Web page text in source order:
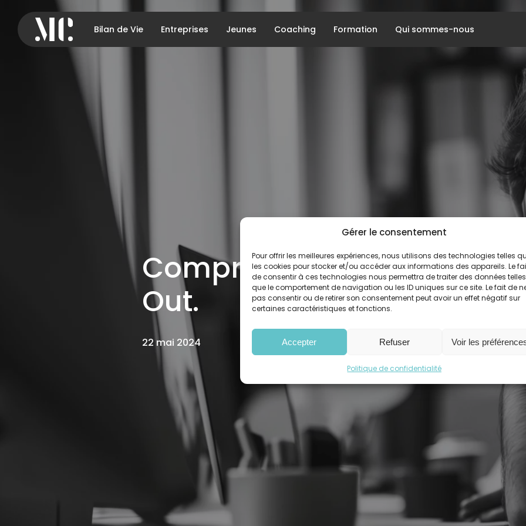
Gérer le consentement
Pour offrir les meilleures expériences, nous utilisons des technologies telles
les cookies pour stocker et/ou accéder aux informations des appareils. Le
de consentir à ces technologies nous permettra de traiter des données telles
que le comportement de navigation ou les ID uniques sur ce site. Le fait de
pas consentir ou de retirer son consentement peut avoir un effet négatif sur
certaines caractéristiques et fonctions.
Accepter Refuser Voir les
Politique de confidentialité
Bilan de Vie Entreprises Jeunes Coaching Formation Qui sommes-nous
Comprendre et prévenir
Out.
22 mai 2024